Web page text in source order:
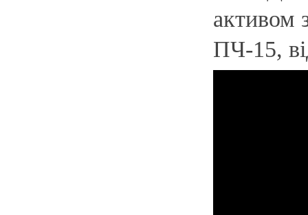
активом
ПЧ-15,